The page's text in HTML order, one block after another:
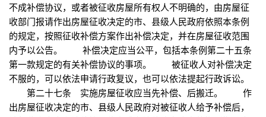
不成补偿协议，或者被征收房屋所有权人不明确的，由房屋征
收部门报请作出房屋征收决定的市、县级人民政府依照本条例
的规定，按照征收补偿方案作出补偿决定，并在房屋征收范围
内予以公告。 补偿决定应当公平，包括本条例第二十五条
第一款规定的有关补偿协议的事项。 被征收人对补偿决定
不服的，可以依法申请行政复议，也可以依法提起行政诉讼。
第二十七条 实施房屋征收应当先补偿、后搬迁。 作
出房屋征收决定的市、县级人民政府对被征收人给予补偿后，